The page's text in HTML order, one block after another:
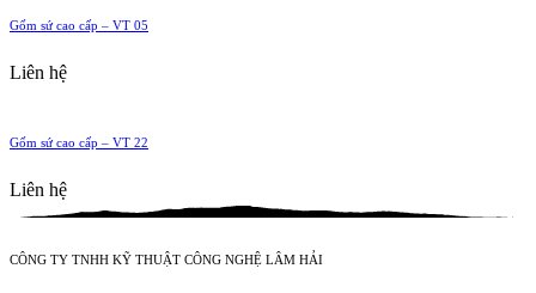
Gốm sứ cao cấp – VT 05
Liên hệ
Gốm sứ cao cấp – VT 22
Liên hệ
CÔNG TY TNHH KỸ THUẬT CÔNG NGHỆ LÂM HẢI